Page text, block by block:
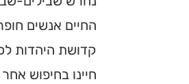
החיים אנשים
קדושת היהדות
חיינו בחיפוש